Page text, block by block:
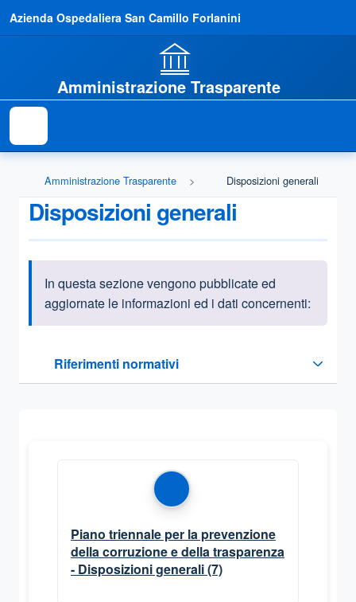
Azienda Ospedaliera San Camillo Forlanini
Amministrazione Trasparente
Amministrazione Trasparente Disposizioni generali
Disposizioni generali
Informazioni introduttive
In questa sezione vengono pubblicate ed
aggiornate le informazioni ed i dati concernenti:
Riferimenti normativi
Sezione compressa
Piano triennale per la prevenzione
della corruzione e della trasparenza
- Disposizioni generali(7)